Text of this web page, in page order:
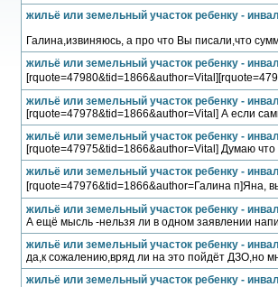
жильё или земельный участок ребенку -
Галина,извиняюсь, а про что Вы писали,что
жильё или земельный участок ребенку -
жильё или земельный участок ребенку -
[rquote=47978&tid=1866&author=Vital] А если
жильё или земельный участок ребенку -
[rquote=47975&tid=1866&author=Vital] Думаю что
жильё или земельный участок ребенку -
[rquote=47976&tid=1866&author=Галина п]Яна,
жильё или земельный участок ребенку -
А ещё мысль -нельзя ли в одном заявлении
жильё или земельный участок ребенку -
да,к сожалению,вряд ли на это пойдёт ДЗО,но
жильё или земельный участок ребенку -